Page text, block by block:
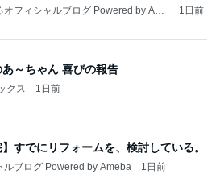
オフィシャルブログ Powered by Ame
1日前
～ちゃん 喜びの報告
クス 1日前
】すでにリフォームを、検討している。
ルブログ Powered by Ameba 1日前